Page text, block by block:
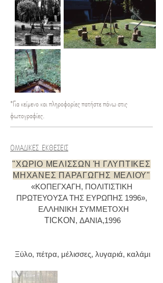
*Για κείμενο και πληροφορίες πατήστε πάνω στις
φωτογραφίες.
ΟΜΑΔΙΚΕΣ ΕΚΘΕΣΕΙΣ
"ΧΩΡΙΟ ΜΕΛΙΣΣΩΝ Ή ΓΛΥΠΤΙΚΕΣ
ΜΗΧΑΝΕΣ ΠΑΡΑΓΩΓΗΣ ΜΕΛΙΟΥ"
«ΚΟΠΕΓΧΑΓΗ, ΠΟΛΙΤΙΣΤΙΚΗ
ΠΡΩΤΕΥΟΥΣΑ ΤΗΣ ΕΥΡΩΠΗΣ 1996»,
ΕΛΛΗΝΙΚΗ ΣΥΜΜΕΤΟΧΗ
TICKON , ΔΑΝΙΑ,1996
Ξύλο, πέτρα, μέλισσες, λυγαριά, καλάμι